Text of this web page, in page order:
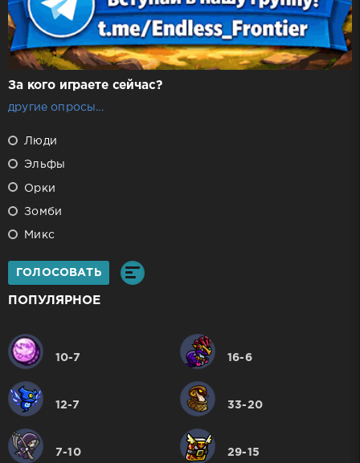
За кого играете сейчас?
другие опросы...
Люди
Эльфы
Орки
Зомби
Микс
ГОЛОСОВАТЬ
ПОПУЛЯРНОЕ
10-7 16-6
12-7 33-20
7-10 29-15